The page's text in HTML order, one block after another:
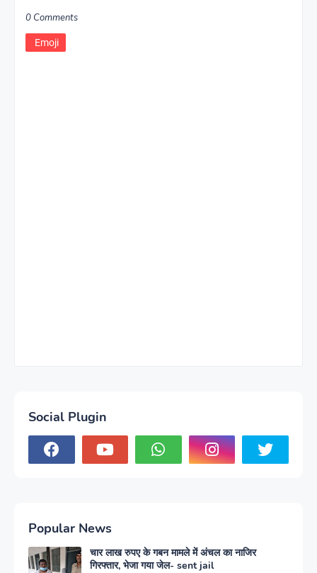
0 Comments
Emoji
Social Plugin
Popular News
चार लाख रुपए के गबन मामले में अंचल का नाजिर
गिरफ्तार, भेजा गया जेल- sent jail